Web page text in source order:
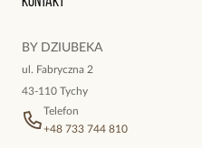
BY DZIUBEKA
ul. Fabryczna 2
43-110 Tychy
Telefon
+48 733 744 810